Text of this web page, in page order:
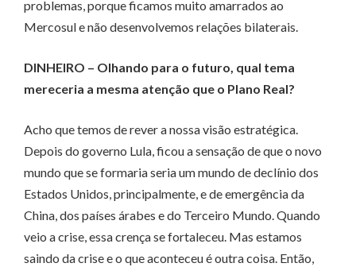
problemas, porque ficamos muito amarrados ao
Mercosul e não desenvolvemos relações bilaterais.
DINHEIRO – Olhando para o futuro, qual tema
mereceria a mesma atenção que o Plano Real?
Acho que temos de rever a nossa visão estratégica.
Depois do governo Lula, ficou a sensação de que o novo
mundo que se formaria seria um mundo de declínio dos
Estados Unidos, principalmente, e de emergência da
China, dos países árabes e do Terceiro Mundo. Quando
veio a crise, essa crença se fortaleceu. Mas estamos
saindo da crise e o que aconteceu é outra coisa. Então,